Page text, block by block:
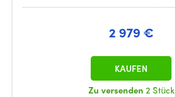
2 979 €
Zu versenden 2 Stück
KAUFEN